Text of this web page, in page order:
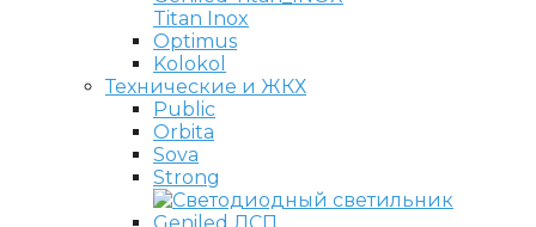
Titan Inox
Optimus
Kolokol
Технические и ЖКХ
Public
Orbita
Sova
Strong